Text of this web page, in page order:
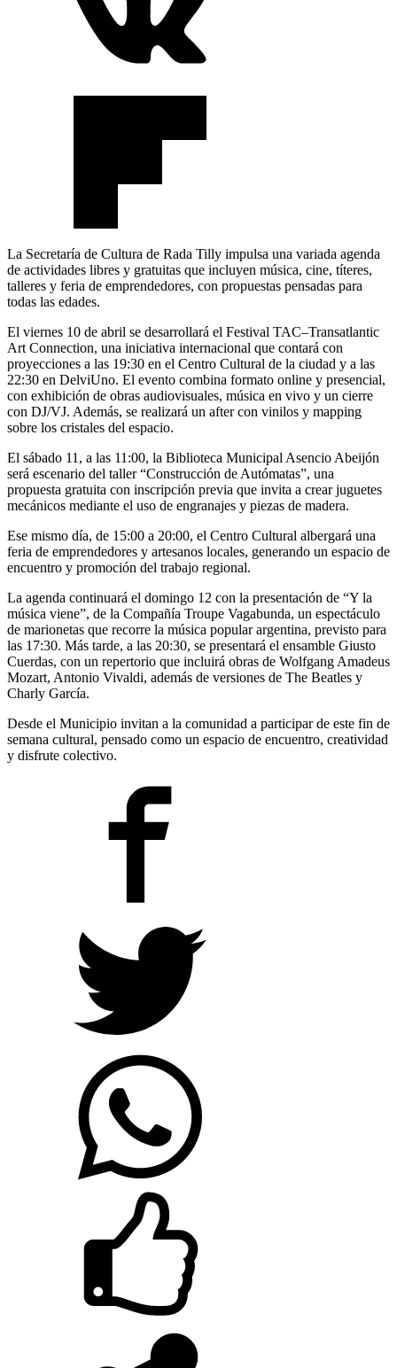
La Secretaría de Cultura de Rada Tilly impulsa una variada agenda
de actividades libres y gratuitas que incluyen música, cine, títeres,
talleres y feria de emprendedores, con propuestas pensadas para
todas las edades.
El viernes 10 de abril se desarrollará el Festival TAC–Transatlantic
Art Connection, una iniciativa internacional que contará con
proyecciones a las 19:30 en el Centro Cultural de la ciudad y a las
22:30 en DelviUno. El evento combina formato online y presencial,
con exhibición de obras audiovisuales, música en vivo y un cierre
con DJ/VJ. Además, se realizará un after con vinilos y mapping
sobre los cristales del espacio.
El sábado 11, a las 11:00, la Biblioteca Municipal Asencio Abeijón
será escenario del taller “Construcción de Autómatas”, una
propuesta gratuita con inscripción previa que invita a crear juguetes
mecánicos mediante el uso de engranajes y piezas de madera.
Ese mismo día, de 15:00 a 20:00, el Centro Cultural albergará una
feria de emprendedores y artesanos locales, generando un espacio de
encuentro y promoción del trabajo regional.
La agenda continuará el domingo 12 con la presentación de “Y la
música viene”, de la Compañía Troupe Vagabunda, un espectáculo
de marionetas que recorre la música popular argentina, previsto para
las 17:30. Más tarde, a las 20:30, se presentará el ensamble Giusto
Cuerdas, con un repertorio que incluirá obras de Wolfgang Amadeus
Mozart, Antonio Vivaldi, además de versiones de The Beatles y
Charly García.
Desde el Municipio invitan a la comunidad a participar de este fin de
semana cultural, pensado como un espacio de encuentro, creatividad
y disfrute colectivo.